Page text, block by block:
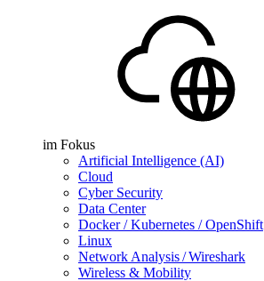
im Fokus
Artificial Intelligence (AI)
Cloud
Cyber Security
Data Center
Docker / Kubernetes / OpenShift
Linux
Network Analysis / Wireshark
Wireless & Mobility